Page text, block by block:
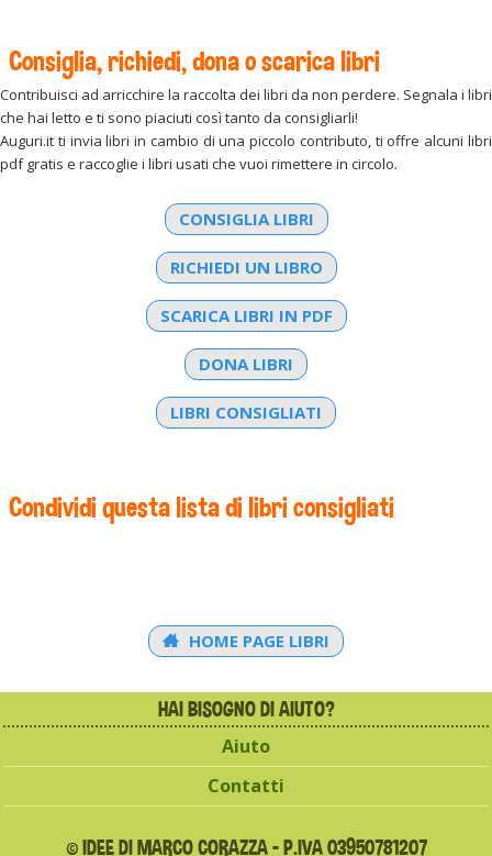
Consiglia, richiedi, dona o scarica libri
Contribuisci ad arricchire la raccolta dei libri da non perdere. Segnala i libri
che hai letto e ti sono piaciuti così tanto da consigliarli!
Auguri.it ti invia libri in cambio di una piccolo contributo, ti offre alcuni libri
pdf gratis e raccoglie i libri usati che vuoi rimettere in circolo.
CONSIGLIA LIBRI
RICHIEDI UN LIBRO
SCARICA LIBRI IN PDF
DONA LIBRI
LIBRI CONSIGLIATI
Condividi questa lista di libri consigliati
HOME PAGE LIBRI
HAI BISOGNO DI AIUTO?
Aiuto
Contatti
© IDEE DI MARCO CORAZZA - P.IVA 03950781207